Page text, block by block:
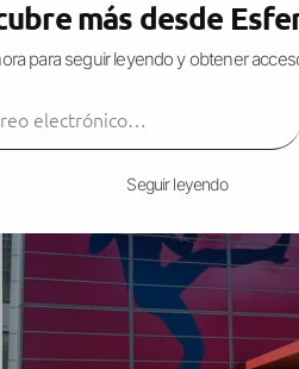
Apple prepara su próximo
ya podemos ver las
más desde
para seguir leyendo y obtener
Seguir leyendo